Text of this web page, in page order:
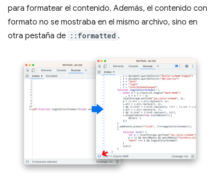
para formatear el contenido. Además, el contenido con
formato no se mostraba en el mismo archivo, sino en
otra pestaña de ::formatted .